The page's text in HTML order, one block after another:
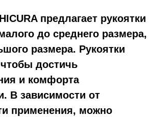
HICURA предлагает рукоятки
до среднего размера,
размера. Рукоятки
достичь
и комфорта
В зависимости от
применения, можно